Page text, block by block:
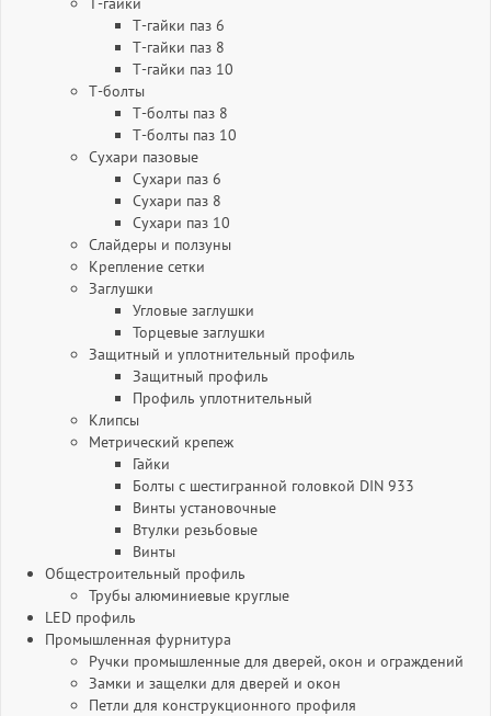
Т-гайки паз 6
Т-гайки паз 8
Т-гайки паз 10
Т-болты
Т-болты паз 8
Т-болты паз 10
Сухари пазовые
Сухари паз 6
Сухари паз 8
Сухари паз 10
Слайдеры и ползуны
Крепление сетки
Заглушки
Угловые заглушки
Торцевые заглушки
Защитный и уплотнительный профиль
Защитный профиль
Профиль уплотнительный
Клипсы
Метрический крепеж
Гайки
Болты с шестигранной головкой DIN 933
Винты установочные
Втулки резьбовые
Винты
Общестроительный профиль
Трубы алюминиевые круглые
LED профиль
Промышленная фурнитура
Ручки промышленные для дверей, окон и ограждений
Замки и защелки для дверей и окон
Петли для конструкционного профиля